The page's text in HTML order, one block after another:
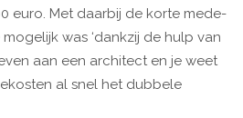
euro. Met daarbij de korte mede­
was ‘dankzij de hulp van
aan een architect en je weet
al snel het dubbele